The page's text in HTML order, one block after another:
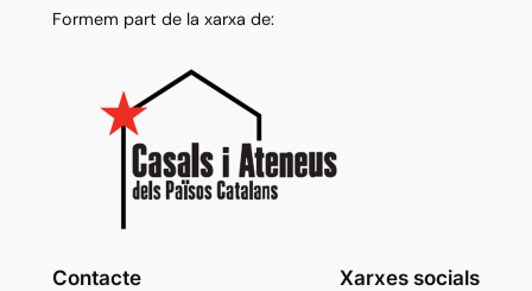
Formem part de la xarxa de:
Contacte Xarxes socials